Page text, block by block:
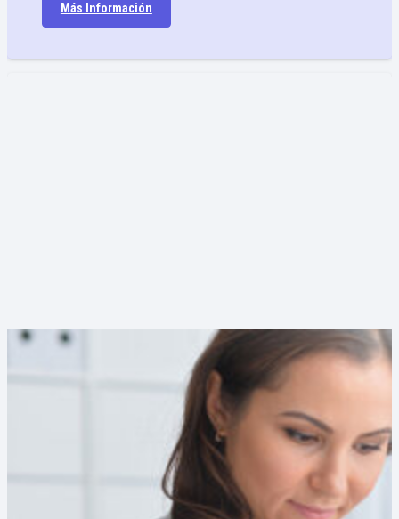
Más Información